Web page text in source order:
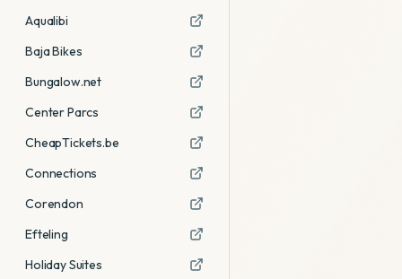
Aqualibi
Baja Bikes
Bungalow.net
Center Parcs
CheapTickets.be
Connections
Corendon
Efteling
Holiday Suites